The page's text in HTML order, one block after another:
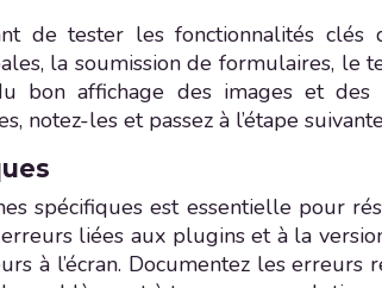
de tester les fonctionnalités
la soumission de formulaires,
bon affichage des images et des
notez-les et passez à l’étape
spécifiques est essentielle pour
liées aux plugins et à la
à l’écran. Documentez les